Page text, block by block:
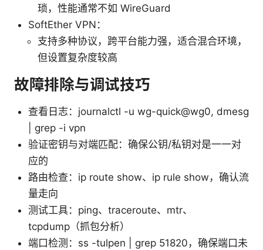
琐，性能通常不如 WireGuard
SoftEther VPN：
支持多种协议，跨平台能力强，适合混合环境，
但设置复杂度较高
故障排除与调试技巧
查看日志：journalctl -u wg-quick@wg0, dmesg
| grep -i vpn
验证密钥与对端匹配：确保公钥/私钥对是一一对
应的
路由检查：ip route show、ip rule show，确认流
量走向
测试工具：ping、traceroute、mtr、
tcpdump（抓包分析）
端口检测：ss -tulpen | grep 51820，确保端口未